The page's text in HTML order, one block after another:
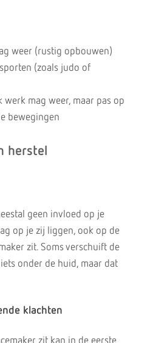
weer (rustig opbouwen)
(zoals judo of
werk mag weer, maar pas op
bewegingen
herstel
geen invloed op je
op je zij liggen, ook op de
zit. Soms verschuift de
onder de huid, maar dat
klachten
zit kan in de eerste